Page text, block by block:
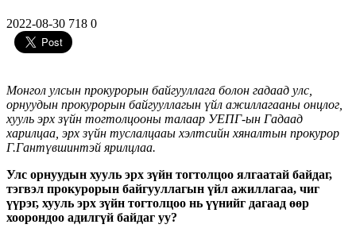
2022-08-30 718 0
Монгол улсын прокурорын байгууллага болон гадаад улс,
орнуудын прокурорын байгууллагын үйл ажиллагааны онцлог,
хууль эрх зүйн тогтолцооны талаар УЕПГ-ын Гадаад
харилцаа, эрх зүйн туслалцааы хэлтсийн хяналтын прокурор
Г.Гантүвшинтэй ярилцлаа.
Улс орнуудын хууль эрх зүйн тогтолцоо ялгаатай байдаг,
тэгвэл прокурорын байгууллагын үйл ажиллагаа, чиг
үүрэг, хууль эрх зүйн тогтолцоо нь үүнийг дагаад өөр
хоорондоо адилгүй байдаг уу?